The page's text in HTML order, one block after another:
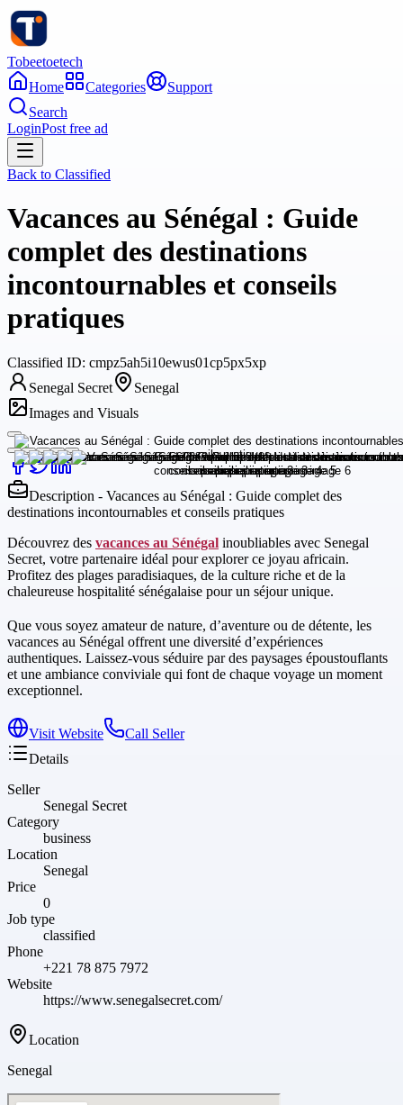
Tobeetoetech
Home
Categories
Support
Search
LoginPost free ad
Back to Classified
Vacances au Sénégal : Guide
complet des destinations
incontournables et conseils
pratiques
Classified ID: cmpz5ah5i10ewus01cp5px5xp
Senegal Secret
Senegal
Images and Visuals
Description - Vacances au Sénégal : Guide complet des
destinations incontournables et conseils pratiques
Découvrez des vacances au Sénégal inoubliables avec Senegal
Secret, votre partenaire idéal pour explorer ce joyau africain.
Profitez des plages paradisiaques, de la culture riche et de la
chaleureuse hospitalité sénégalaise pour un séjour unique.
Que vous soyez amateur de nature, d’aventure ou de détente, les
vacances au Sénégal offrent une diversité d’expériences
authentiques. Laissez-vous séduire par des paysages époustouflants
et une ambiance conviviale qui font de chaque voyage un moment
exceptionnel.
Visit Website
Call Seller
Details
Seller
Senegal Secret
Category
business
Location
Senegal
Price
0
Job type
classified
Phone
+221 78 875 7972
Website
https://www.senegalsecret.com/
Location
Senegal